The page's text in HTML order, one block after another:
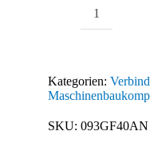
Kategorien:
SKU: 093GF40AN